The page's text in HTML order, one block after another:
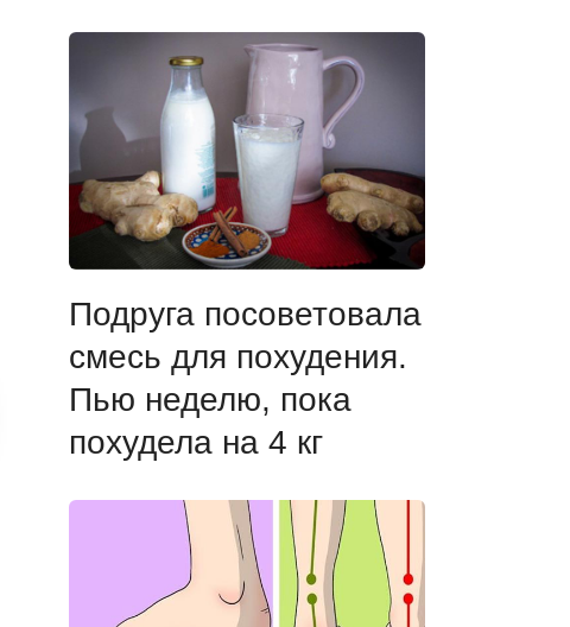
Подруга посоветовала
смесь для похудения.
Пью неделю, пока
похудела на 4 кг